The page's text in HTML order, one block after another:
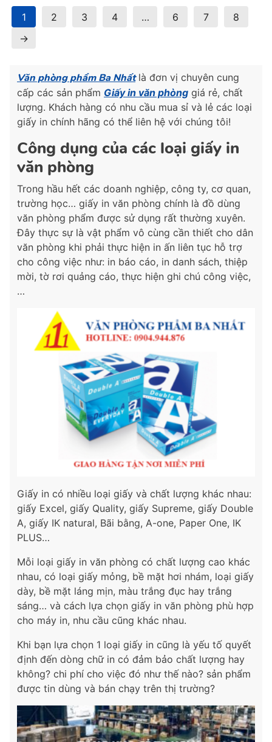
1 2 3 4 … 6 7
8
→
Văn phòng phẩm Ba Nhấtlà đơn vị chuyên cung
cấp các sản phẩm Giấy in văn phòng giá rẻ, chất
lượng. Khách hàng có nhu cầu mua sỉ và lẻ các loại
giấy in chính hãng có thể liên hệ với chúng tôi!
Công dụng của các loại giấy in
văn phòng
Trong hầu hết các doanh nghiệp, công ty, cơ quan,
trường học… giấy in văn phòng chính là đồ dùng
văn phòng phẩm được sử dụng rất thường xuyên.
Đây thực sự là vật phẩm vô cùng cần thiết cho dân
văn phòng khi phải thực hiện in ấn liên tục hỗ trợ
cho công việc như: in báo cáo, in danh sách, thiệp
mời, tờ rơi quảng cáo, thực hiện ghi chú công việc,
…
Giấy in có nhiều loại giấy và chất lượng khác nhau:
giấy Excel, giấy Quality, giấy Supreme, giấy Double
A, giấy IK natural, Bãi bằng, A-one, Paper One, IK
PLUS…
Mỗi loại giấy in văn phòng có chất lượng cao khác
nhau, có loại giấy mỏng, bề mặt hơi nhám, loại giấy
dày, bề mặt láng mịn, màu trắng đục hay trắng
sáng… và cách lựa chọn giấy in văn phòng phù hợp
cho máy in, nhu cầu cũng khác nhau.
Khi bạn lựa chọn 1 loại giấy in cũng là yếu tố quyết
định đến dòng chữ in có đảm bảo chất lượng hay
không? chi phí cho việc đó như thế nào? sản phẩm
được tin dùng và bán chạy trên thị trường?